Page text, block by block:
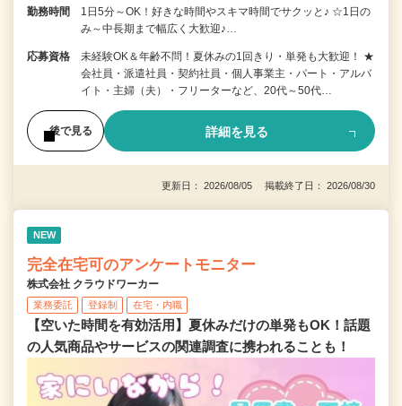
勤務時間
1日5分～OK！好きな時間やスキマ時間でサクッと♪ ☆1日の
み～中長期まで幅広く大歓迎♪…
応募資格
未経験OK＆年齢不問！夏休みの1回きり・単発も大歓迎！ ★
会社員・派遣社員・契約社員・個人事業主・パート・アルバ
イト・主婦（夫）・フリーターなど、20代～50代…
後で見る 詳細を見る
更新日： 2026/08/05 掲載終了日： 2026/08/30
NEW
完全在宅可のアンケートモニター
株式会社 クラウドワーカー
業務委託 登録制 在宅・内職
【空いた時間を有効活用】夏休みだけの単発もOK！話題
の人気商品やサービスの関連調査に携われることも！